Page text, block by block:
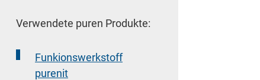
Verwendete puren Produkte:
Funkionswerkstoff
purenit